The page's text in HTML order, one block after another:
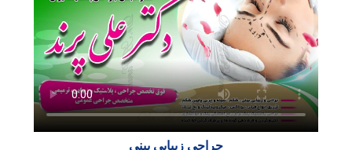
جراحی زیبایی بینی